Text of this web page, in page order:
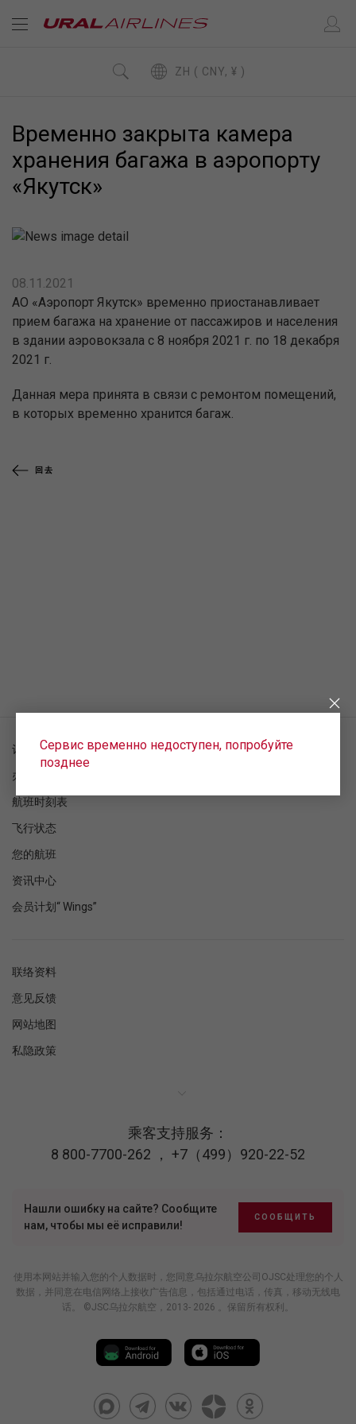
ZH ( CNY, ¥ )
Временно закрыта камера
хранения багажа в аэропорту
«Якутск»
08.11.2021
АО «Аэропорт Якутск» временно приостанавливает
прием багажа на хранение от пассажиров и населения
в здании аэровокзала с 8 ноября 2021 г. по 18 декабря
2021 г.
Данная мера принята в связи с ремонтом помещений,
в которых временно хранится багаж.
回去
Сервис временно недоступен, попробуйте
позднее
订单检查
办理登机手续
航班时刻表
飞行状态
您的航班
资讯中心
会员计划“ Wings”
联络资料
意见反馈
网站地图
私隐政策
乘客支持服务：
8 800-7700-262 ， +7（499）920-22-52
Нашли ошибку на сайте? Сообщите
нам, чтобы мы её исправили!
СООБЩИТЬ
使用本网站并输入您的个人数据时，您同意乌拉尔航空公司OJSC处理您的个人
数据，并同意在电信网络上接收广告信息，包括通过电话，传真，移动无线电
话。 ©JSC乌拉尔航空，2013- 2026 。保留所有权利。